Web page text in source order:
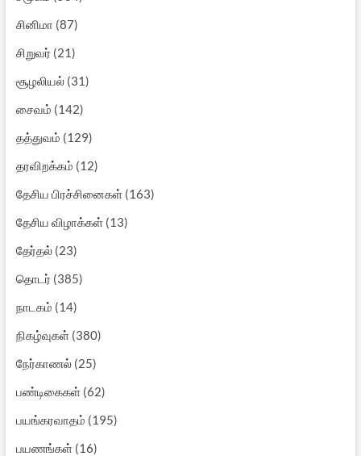
சினிமா (87)
சிறுவர் (21)
சூழலியல்(31)
சைவம் (142)
தத்துவம் (129)
தரவிறக்கம் (12)
தேசிய பிரச்சினைகள்(163)
தேசிய விழாக்கள்(13)
தேர்தல்(23)
தொடர் (385)
நாடகம் (14)
நிகழ்வுகள்(380)
நேர்காணல்(25)
பண்டிகைகள்(62)
பயங்கரவாதம் (195)
பயணங்கள்(16)